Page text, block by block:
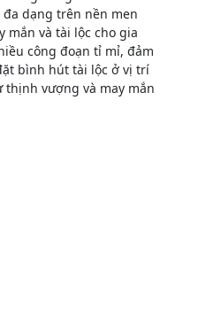
dạng trên nền men
mắn và tài lộc cho gia
công đoạn tỉ mỉ, đảm
bình hút tài lộc ở vị trí
vượng và may mắn